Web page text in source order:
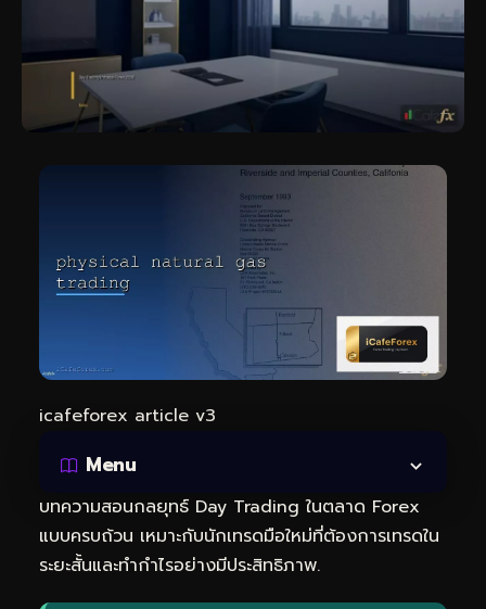
icafeforex article v3
Menu
บทความสอนกลยุทธ์ Day Trading ในตลาด Forex
แบบครบถ้วน เหมาะกับนักเทรดมือใหม่ที่ต้องการเทรดใน
ระยะสั้นและทำกำไรอย่างมีประสิทธิภาพ.